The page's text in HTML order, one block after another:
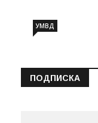
УМВД
ПОДПИСКА